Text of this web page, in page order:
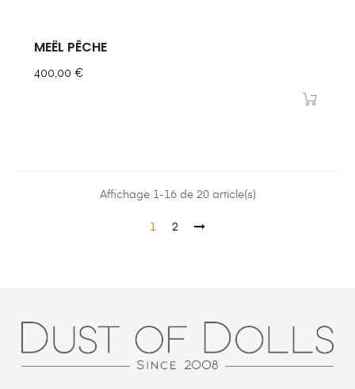
MEËL PÊCHE
Prix
400,00 €
Affichage 1-16 de 20 article(s)
1 2